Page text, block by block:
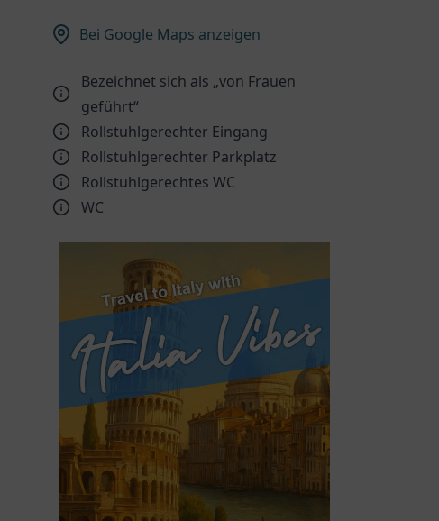
Bei Google Maps anzeigen
Bezeichnet sich als „von Frauen
geführt“
Rollstuhlgerechter Eingang
Rollstuhlgerechter Parkplatz
Rollstuhlgerechtes WC
WC